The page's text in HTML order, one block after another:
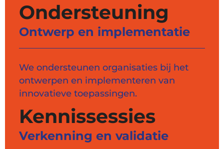
Ondersteuning
Ontwerp en implementatie
We ondersteunen organisaties bij het
ontwerpen en implementeren van
innovatieve toepassingen.
Kennissessies
Verkenning en validatie